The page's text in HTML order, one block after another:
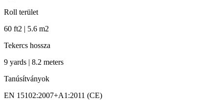
Roll terület
60 ft2 | 5.6 m2
Tekercs hossza
9 yards | 8.2 meters
Tanúsítványok
EN 15102:2007+A1:2011 (CE)